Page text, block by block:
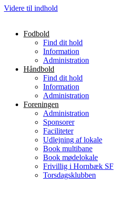
Videre til indhold
Fodbold
Find dit hold
Information
Administration
Håndbold
Find dit hold
Information
Administration
Foreningen
Administration
Sponsorer
Faciliteter
Udlejning af lokale
Book multibane
Book mødelokale
Frivillig i Hornbæk SF
Torsdagsklubben